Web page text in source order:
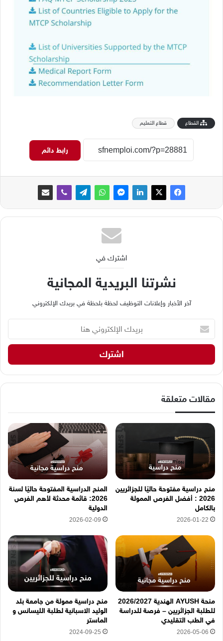
القطاع قطاع التعليم
رابط دائم
اشترك في
نشرتنا البريدية المجانية
آخر الأخبار وإعلانات التوظيف لحظة بلحظة في بريدك الإلكتروني
ي
ك
ا
إ
ت
و
ي
ه
ن
ا
مقالات متعلقة
منح دراسية مفتوحة حاليًا للجزائريين
2026 : أفضل الفرص الممولة
بالكامل
2026-01-22
المنح الدراسية المفتوحة حاليًا لسنة
2026: قائمة محدثة لأهم الفرص
الدولية
2026-02-09
منحة AYUSH الهندية 2026/2027
للطلبة الجزائريين – فرصة للدراسة
في الطب التقليدي
2026-05-06
منح دراسية ممولة من جامعة بلد
الوليد الاسبانية لطلبة الليسانس و
الماستر
2024-09-25